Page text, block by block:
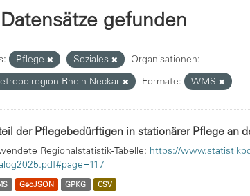
gefunden
Pflege Soziales
Organisationen:
Rhein-Neckar
Formate: WMS
der Pflegebedürftigen in stationärer Pflege an
Regionalstatistik-Tabelle: https://
GeoJSON GPKG CSV